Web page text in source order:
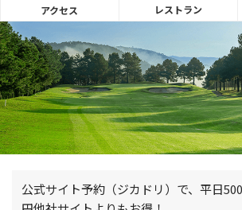
アクセス レストラン
公式サイト予約（ジカドリ）で、平日